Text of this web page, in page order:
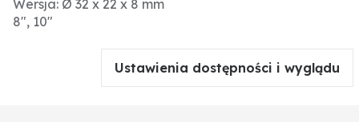
Wersja: Ø 32 x 22 x 8 mm
8", 10"
Ustawienia dostępności i wyglądu